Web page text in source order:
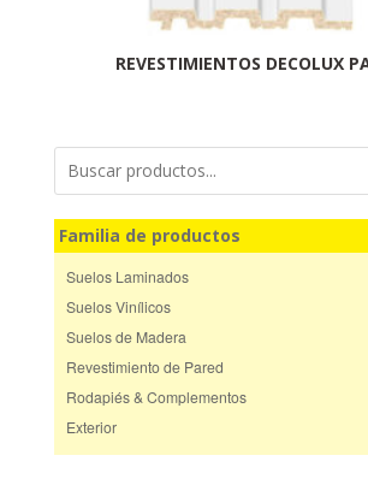
REVESTIMIENTOS DECOLUX
Familia de productos
Suelos Laminados
Suelos Vinílicos
Suelos de Madera
Revestimiento de Pared
Rodapiés & Complementos
Exterior